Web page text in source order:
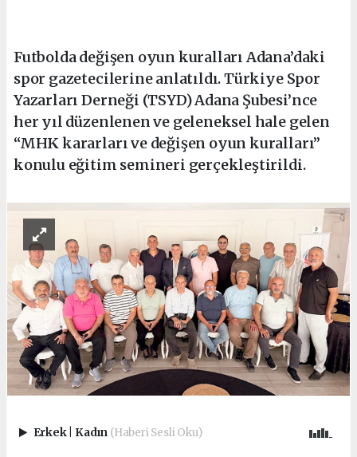
Futbolda değişen oyun kuralları Adana’daki
spor gazetecilerine anlatıldı. Türkiye Spor
Yazarları Derneği (TSYD) Adana Şubesi’nce
her yıl düzenlenen ve geleneksel hale gelen
“MHK kararları ve değişen oyun kuralları”
konulu eğitim semineri gerçekleştirildi.
Erkek Kadın (Haberi Sesli Oku)